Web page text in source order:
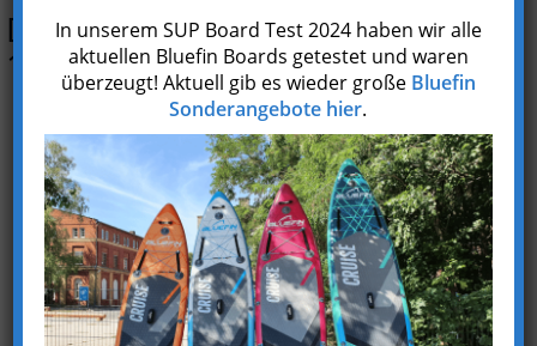
Decathlon Itiwit Expedition X900
14′
Preis prüfen*
Typ
Aufblasbar
Marke
Decathlon
Skill
Fortgeschrittene
Einsatzgebiet
Touring
max.
140 kg
In unserem SUP Board Test 2024 haben wir alle
aktuellen Bluefin Boards getestet und waren
überzeugt! Aktuell gib es wieder große Bluefin
Sonderangebote hier.